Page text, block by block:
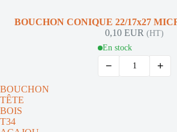
BOUCHON CONIQUE 22/17x27
0,10 EUR (HT)
En stock
− +
BOUCHON
TÊTE
BOIS
T34